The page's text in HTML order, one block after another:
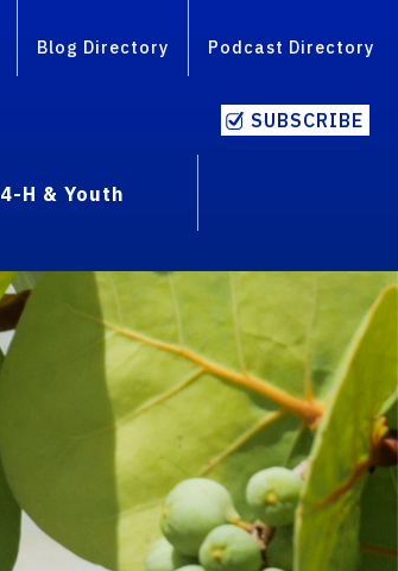
Blog Directory Podcast Directory
SUBSCRIBE
4-H & Youth